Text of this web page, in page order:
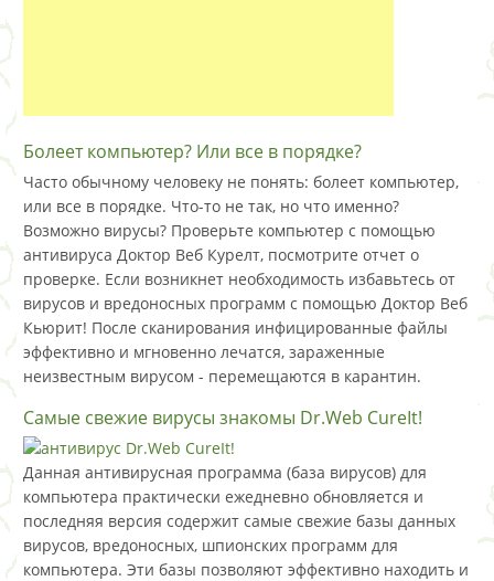
Болеет компьютер? Или все в порядке?
Часто обычному человеку не понять: болеет компьютер,
или все в порядке. Что-то не так, но что именно?
Возможно вирусы? Проверьте компьютер с помощью
антивируса Доктор Веб Курелт, посмотрите отчет о
проверке. Если возникнет необходимость избавьтесь от
вирусов и вредоносных программ с помощью Доктор Веб
Кьюрит! После сканирования инфицированные файлы
эффективно и мгновенно лечатся, зараженные
неизвестным вирусом - перемещаются в карантин.
Самые свежие вирусы знакомы Dr.Web CureIt!
Данная антивирусная программа (база вирусов) для
компьютера практически ежедневно обновляется и
последняя версия содержит самые свежие базы данных
вирусов, вредоносных, шпионских программ для
компьютера. Эти базы позволяют эффективно находить и